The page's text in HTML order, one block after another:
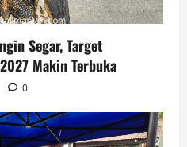
Segar, Target
Makin Terbuka
0